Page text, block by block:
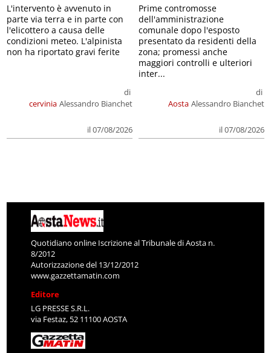
cervinia
di
Alessandro Bianchet
il 07/08/2026
L'intervento è avvenuto in
parte via terra e in parte con
l'elicottero a causa delle
condizioni meteo. L'alpinista
non ha riportato gravi ferite
Aosta
di
Alessandro Bianchet
il 07/08/2026
Prime contromosse
dell'amministrazione
comunale dopo l'esposto
presentato da residenti della
zona; promessi anche
maggiori controlli e ulteriori
inter...
Quotidiano online Iscrizione al Tribunale di Aosta n.
8/2012
Autorizzazione del 13/12/2012
www.gazzettamatin.com
Editore
LG PRESSE S.R.L.
via Festaz, 52 11100 AOSTA